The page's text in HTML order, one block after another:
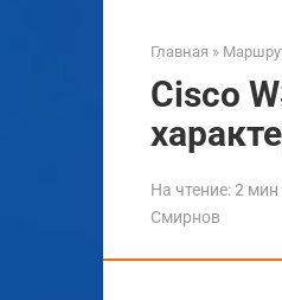
Главная »
Cisco
На чтение:2 мин
Смирнов